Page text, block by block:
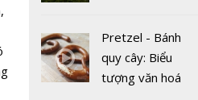
nhất mang tên
'Pink Venom'
Pretzel - Bánh
quy cây: Biểu
tượng văn hoá